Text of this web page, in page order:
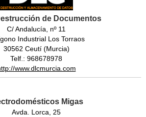
de Documentos
C/ Andalucía, nº 11
Industrial Los Torraos
30562 Ceutí (Murcia)
Telf.: 968678978
www.dlcmurcia.com
Migas
Avda. Lorca, 25